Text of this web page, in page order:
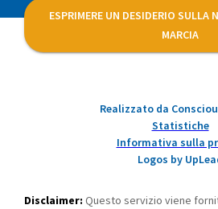
ESPRIMERE UN DESIDERIO SULLA
MARCIA
Realizzato da
Statistiche
Informativa sulla
Logos by
Disclaimer: Questo servizio viene